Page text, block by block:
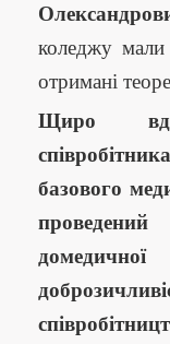
коледжу мали
отримані
Щиро
базового
домедичної